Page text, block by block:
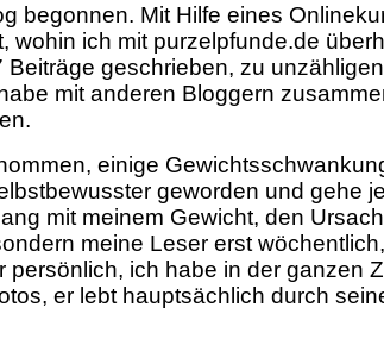
begonnen. Mit Hilfe eines
ich mit purzelpfunde.de
geschrieben, zu
mit anderen Bloggern
einige
geworden und gehe
mit meinem Gewicht, den
meine Leser erst
ich habe in der ganzen
er lebt hauptsächlich durch